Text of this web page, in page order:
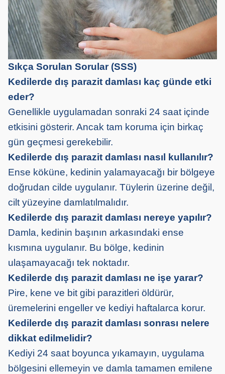
Sıkça Sorulan Sorular (SSS)
Kedilerde dış parazit damlası kaç günde etki
eder?
Genellikle uygulamadan sonraki 24 saat içinde
etkisini gösterir. Ancak tam koruma için birkaç
gün geçmesi gerekebilir.
Kedilerde dış parazit damlası nasıl kullanılır?
Ense köküne, kedinin yalamayacağı bir bölgeye
doğrudan cilde uygulanır. Tüylerin üzerine değil,
cilt yüzeyine damlatılmalıdır.
Kedilerde dış parazit damlası nereye yapılır?
Damla, kedinin başının arkasındaki ense
kısmına uygulanır. Bu bölge, kedinin
ulaşamayacağı tek noktadır.
Kedilerde dış parazit damlası ne işe yarar?
Pire, kene ve bit gibi parazitleri öldürür,
üremelerini engeller ve kediyi haftalarca korur.
Kedilerde dış parazit damlası sonrası nelere
dikkat edilmelidir?
Kediyi 24 saat boyunca yıkamayın, uygulama
bölgesini ellemeyin ve damla tamamen emilene